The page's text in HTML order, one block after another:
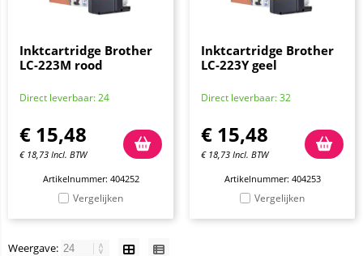
Inktcartridge Brother
LC-223M rood
Direct leverbaar: 24
€ 15,48
€ 18,73 Incl. BTW
Artikelnummer: 404252
Vergelijken
Inktcartridge Brother
LC-223Y geel
Direct leverbaar: 32
€ 15,48
€ 18,73 Incl. BTW
Artikelnummer: 404253
Vergelijken
Weergave: